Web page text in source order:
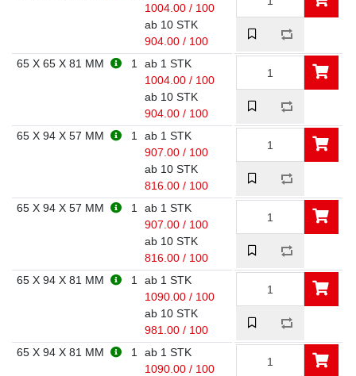
1004.00 / 100
ab 10 STK
904.00 / 100
65 X 65 X 81 MM
1
ab 1 STK
1004.00 / 100
ab 10 STK
904.00 / 100
65 X 94 X 57 MM
1
ab 1 STK
907.00 / 100
ab 10 STK
816.00 / 100
65 X 94 X 57 MM
1
ab 1 STK
907.00 / 100
ab 10 STK
816.00 / 100
65 X 94 X 81 MM
1
ab 1 STK
1090.00 / 100
ab 10 STK
981.00 / 100
65 X 94 X 81 MM
1
ab 1 STK
1090.00 / 100